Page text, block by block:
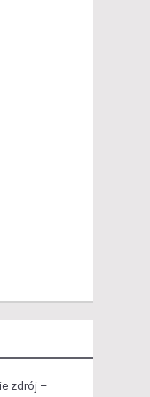
zdrój –